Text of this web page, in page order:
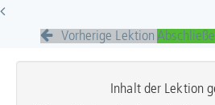
Vorherige Lektion
Inhalt der Lektion